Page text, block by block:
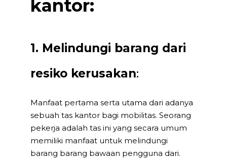
kantor:
1. Melindungi barang dari
resiko kerusakan:
Manfaat pertama serta utama dari adanya
sebuah tas kantor bagi mobilitas. Seorang
pekerja adalah tas ini yang secara umum
memiliki manfaat untuk melindungi
barang barang bawaan pengguna dari.